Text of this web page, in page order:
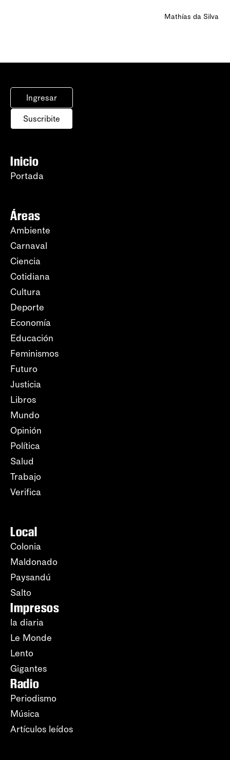
Mathías da Silva
Ingresar
Suscribite
Inicio
Portada
Áreas
Ambiente
Carnaval
Ciencia
Cotidiana
Cultura
Deporte
Economía
Educación
Feminismos
Futuro
Justicia
Libros
Mundo
Opinión
Política
Salud
Trabajo
Verifica
Local
Colonia
Maldonado
Paysandú
Salto
Impresos
la diaria
Le Monde
Lento
Gigantes
Radio
Periodismo
Música
Artículos leídos